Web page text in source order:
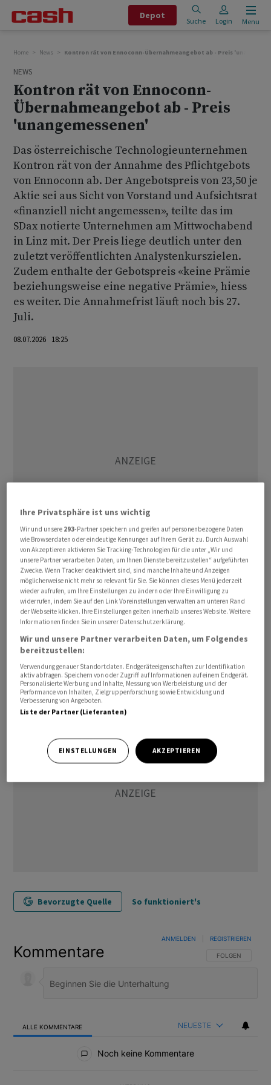
Depot
Suche Login Menu
Home News Kontron rät von Ennoconn-Übernahmeangebot ab - Preis
NEWS
Kontron rät von Ennoconn-
Übernahmeangebot ab - Preis
'unangemessenen'
Das österreichische Technologieunternehmen
Kontron rät von der Annahme des Pflichtgebots
von Ennoconn ab. Der Angebotspreis von 23,50 je
Aktie sei aus Sicht von Vorstand und Aufsichtsrat
«finanziell nicht angemessen», teilte das im
SDax notierte Unternehmen am Mittwochabend
in Linz mit. Der Preis liege deutlich unter den
zuletzt veröffentlichten Analystenkurszielen.
Zudem enthalte der Gebotspreis «keine Prämie
beziehungsweise eine negative Prämie», hiess
es weiter. Die Annahmefrist läuft noch bis 27.
Juli.
08.07.2026 18:25
Der Grossaktionär Ennoconn hatte bei Kontron Mitte
Juni die 30-Prozent-Schwelle überschritten und ein
Pflichtangebot angekündigt. Im Raum stand das
Angebot damals aber schon seit gut einem Monat. Da
hatte der Technologiekonzern mitgeteilt, dass er
möglicherweise vor einem Übernahmeangebot
stehe./jha/he
(AWP)
Bevorzugte Quelle So funktioniert's
Kommentare FOLGE DIESER
FOLGEN
ANMELDEN REGISTRIEREN
ALLE KOMMENTARE NEUESTE
Noch keine Kommentare
Ihre Privatsphäre ist uns wichtig
Wir und unsere 293-Partner speichern und greifen auf personenbezogene Daten
wie Browserdaten oder eindeutige Kennungen auf Ihrem Gerät zu. Durch Auswahl
von Akzeptieren aktivieren Sie Tracking-Technologien für die unter „Wir und
unsere Partner verarbeiten Daten, um Ihnen Dienste bereitzustellen“ aufgeführten
Zwecke. Wenn Tracker deaktiviert sind, sind manche Inhalte und Anzeigen
möglicherweise nicht mehr so relevant für Sie. Sie können dieses Menü jederzeit
wieder aufrufen, um Ihre Einstellungen zu ändern oder Ihre Einwilligung zu
widerrufen, indem Sie auf den Link Voreinstellungen verwalten am unteren Rand
der Webseite klicken. Ihre Einstellungen gelten innerhalb unseres Website. Weitere
Informationen finden Sie in unserer Datenschutzerklärung.
Wir und unsere Partner verarbeiten Daten, um Folgendes
bereitzustellen:
Verwendung genauer Standortdaten. Endgeräteeigenschaften zur Identifikation
aktiv abfragen. Speichern von oder Zugriff auf Informationen auf einem Endgerät.
Personalisierte Werbung und Inhalte, Messung von Werbeleistung und der
Performance von Inhalten, Zielgruppenforschung sowie Entwicklung und
Verbesserung von Angeboten.
Liste der Partner (Lieferanten)
EINSTELLUNGEN AKZEPTIEREN